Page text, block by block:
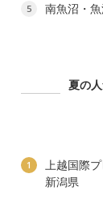
5
南魚沼・
夏の
1
上越国際
新潟県